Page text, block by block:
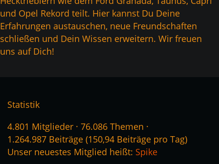
und Opel Rekord teilt. Hier kannst Du Deine
Erfahrungen austauschen, neue Freundschaften
schließen und Dein Wissen erweitern. Wir freuen
uns auf Dich!
Statistik
4.801 Mitglieder
76.086 Themen
1.264.987 Beiträge (150,94 Beiträge pro Tag)
Unser neuestes Mitglied heißt: Spike